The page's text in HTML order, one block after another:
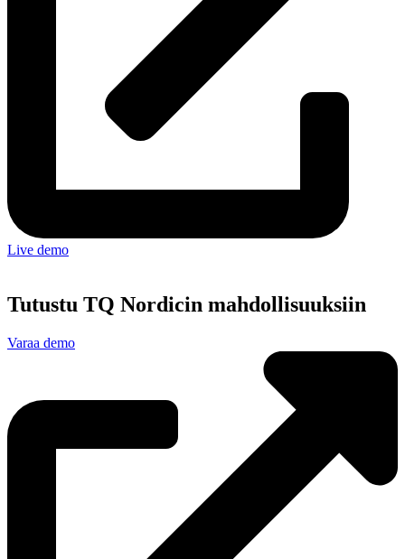
Live demo
Tutustu TQ Nordicin mahdollisuuksiin
Varaa demo